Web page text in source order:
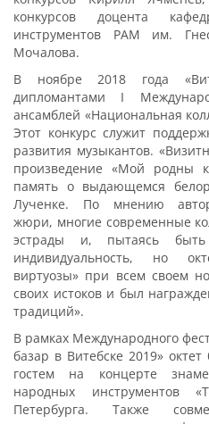
конкурсов доцента
инструментов РАМ им.
Мочалова.
В ноябре 2018 года
дипломантами I
ансамблей «Национальная
Этот конкурс служит
развития музыкантов.
произведение «Мой родны
память о выдающемся
Лученке. По мнению
жюри, многие современные
эстрады и, пытаясь
индивидуальность, но
виртуозы» при всем своем
своих истоков и был
традиций».
В рамках Международного
базар в Витебске 2019»
гостем на концерте
народных инструментов
Петербурга. Также